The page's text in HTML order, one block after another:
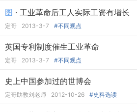
图 · 工业革命后工人实际工资有增长
定哥 2013-3-7 #不同观点
英国专利制度催生工业革命
定哥 2013-3-7 #不同观点
史上中国参加过的世博会
定哥助教刘老师 2012-10-26 #史料选读